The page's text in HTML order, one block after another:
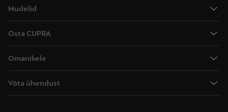
Mudelid
CUPRA Formentor
CUPRA Leon
Osta CUPRA
Broneeri proovisõit
Omanikele
Võta ühendust